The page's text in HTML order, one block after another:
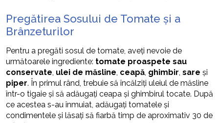
Pregătirea Sosului de Tomate și a
Brânzeturilor
Pentru a pregăti sosul de tomate, aveți nevoie de
următoarele ingrediente: tomate proaspete sau
conservate, ulei de măsline, ceapă, ghimbir, sare și
piper. În primul rând, trebuie să încălziți uleiul de măsline
într-o tigaie și să adăugați ceapa și ghimbirul tocate. După
ce acestea s-au înmuiat, adăugați tomatele și
condimentele și lăsați să fiarbă timp de aproximativ 30 de